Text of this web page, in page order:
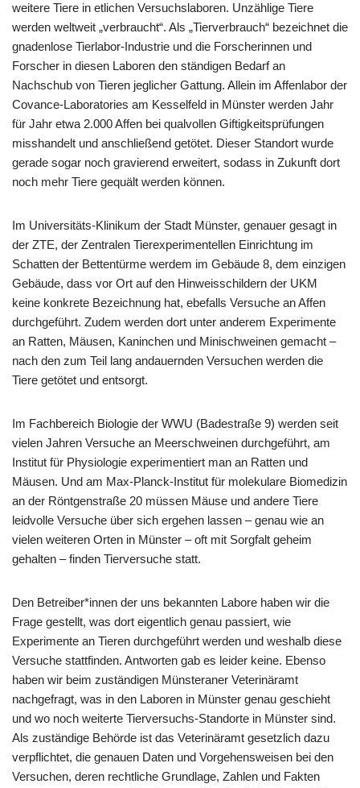
weitere Tiere in etlichen Versuchslaboren. Unzählige Tiere
werden weltweit „verbraucht“. Als „Tierverbrauch“ bezeichnet die
gnadenlose Tierlabor-Industrie und die Forscherinnen und
Forscher in diesen Laboren den ständigen Bedarf an
Nachschub von Tieren jeglicher Gattung. Allein im Affenlabor der
Covance-Laboratories am Kesselfeld in Münster werden Jahr
für Jahr etwa 2.000 Affen bei qualvollen Giftigkeitsprüfungen
misshandelt und anschließend getötet. Dieser Standort wurde
gerade sogar noch gravierend erweitert, sodass in Zukunft dort
noch mehr Tiere gequält werden können.
Im Universitäts-Klinikum der Stadt Münster, genauer gesagt in
der ZTE, der Zentralen Tierexperimentellen Einrichtung im
Schatten der Bettentürme werdem im Gebäude 8, dem einzigen
Gebäude, dass vor Ort auf den Hinweisschildern der UKM
keine konkrete Bezeichnung hat, ebefalls Versuche an Affen
durchgeführt. Zudem werden dort unter anderem Experimente
an Ratten, Mäusen, Kaninchen und Minischweinen gemacht –
nach den zum Teil lang andauernden Versuchen werden die
Tiere getötet und entsorgt.
Im Fachbereich Biologie der WWU (Badestraße 9) werden seit
vielen Jahren Versuche an Meerschweinen durchgeführt, am
Institut für Physiologie experimentiert man an Ratten und
Mäusen. Und am Max-Planck-Institut für molekulare Biomedizin
an der Röntgenstraße 20 müssen Mäuse und andere Tiere
leidvolle Versuche über sich ergehen lassen – genau wie an
vielen weiteren Orten in Münster – oft mit Sorgfalt geheim
gehalten – finden Tierversuche statt.
Den Betreiber*innen der uns bekannten Labore haben wir die
Frage gestellt, was dort eigentlich genau passiert, wie
Experimente an Tieren durchgeführt werden und weshalb diese
Versuche stattfinden. Antworten gab es leider keine. Ebenso
haben wir beim zuständigen Münsteraner Veterinäramt
nachgefragt, was in den Laboren in Münster genau geschieht
und wo noch weiterte Tierversuchs-Standorte in Münster sind.
Als zuständige Behörde ist das Veterinäramt gesetzlich dazu
verpflichtet, die genauen Daten und Vorgehensweisen bei den
Versuchen, deren rechtliche Grundlage, Zahlen und Fakten